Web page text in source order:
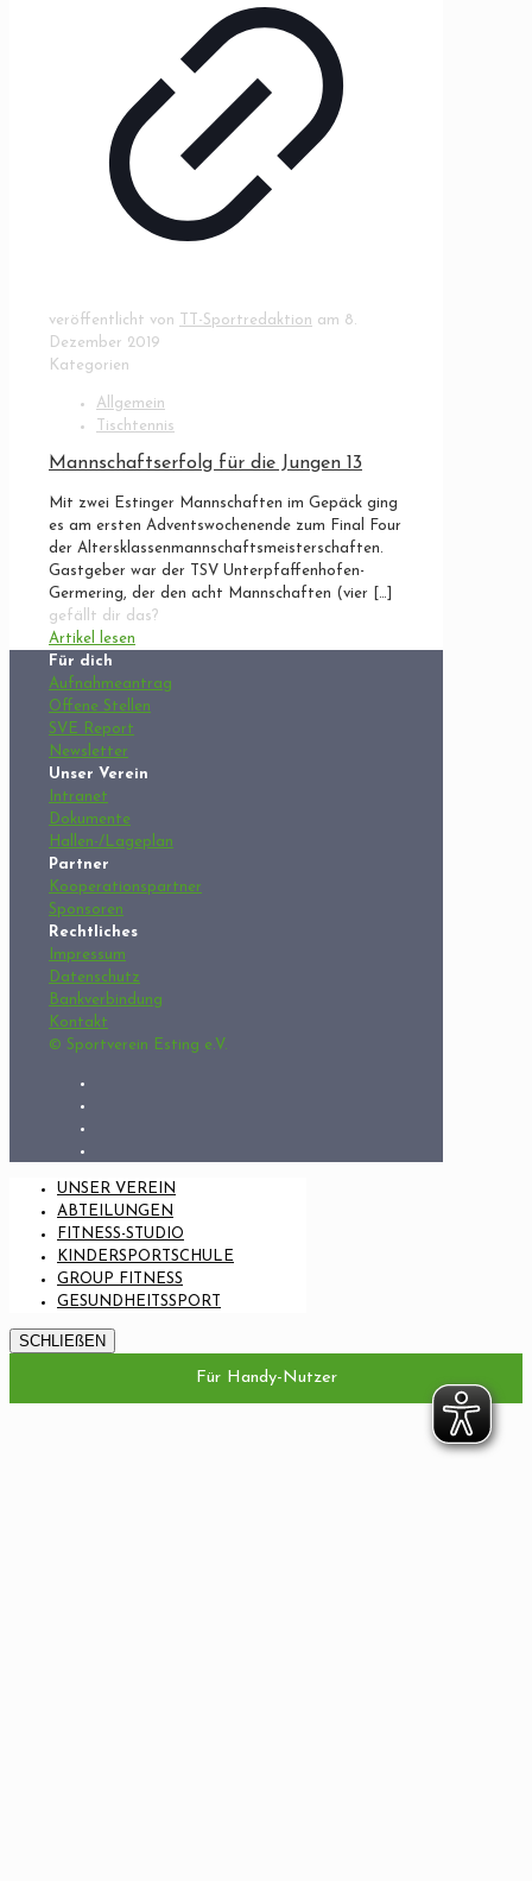
veröffentlicht von TT-Sportredaktion am 8.
Dezember 2019
Kategorien
Allgemein
Tischtennis
Mannschaftserfolg für die Jungen 13
Mit zwei Estinger Mannschaften im Gepäck ging
es am ersten Adventswochenende zum Final Four
der Altersklassenmannschaftsmeisterschaften.
Gastgeber war der TSV Unterpfaffenhofen-
Germering, der den acht Mannschaften (vier […]
gefällt dir das?
Artikel lesen
Für dich
Aufnahmeantrag
Offene Stellen
SVE Report
Newsletter
Unser Verein
Intranet
Dokumente
Hallen-/Lageplan
Partner
Kooperationspartner
Sponsoren
Rechtliches
Impressum
Datenschutz
Bankverbindung
Kontakt
© Sportverein Esting e.V.
UNSER VEREIN
ABTEILUNGEN
FITNESS-STUDIO
KINDERSPORTSCHULE
GROUP FITNESS
GESUNDHEITSSPORT
SCHLIEßEN
Für Handy-Nutzer